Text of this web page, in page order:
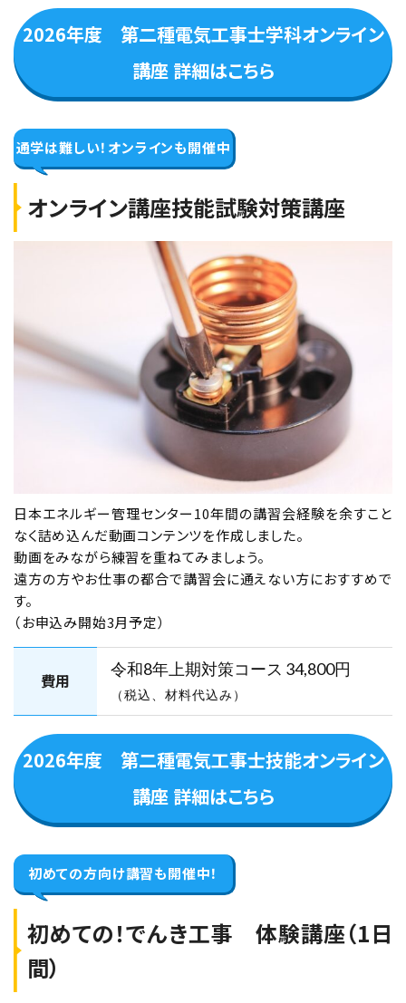
空席あり
2026年10月15日（木） 2026年10月16日（金）
試験（CBT・筆記）対策 10月15日・16日開催
空席あり
東京校
学科コース（2日間）
2026年10月17日（土） 2026年10月18日（日）
東京校【下期】第二種電気工事士学科試験
（CBT・筆記）対策 10月17日・18日開催
（YouTubeライブ配信同時開催）
空席あり
東京校 技能コース（2日間）
東京校【下期】第二種電気工事士技能試験対
策 10月31日・11月1日開催
空席あり
名古屋元気でんき校 技能コース（2日間）
2026年10月31日(土) 2026年11月1日(日)
名古屋元気でんき校【下期】第二種電気工事士
技能試験対策 10月31日・11月1日開催
空席あり
2026年度 第二種電気工事士学科オンライン
講座 詳細はこちら
通学は難しい！ オンラインも開催中
オンライン講座技能試験対策講座
日本エネルギー管理センター10年間の講習会経験を余すこと
なく詰め込んだ動画コンテンツを作成しました。
動画をみながら練習を重ねてみましょう。
遠方の方やお仕事の都合で講習会に通えない方におすすめで
す。
（お申込み開始3月予定）
費用
令和8年上期対策コース 34,800円
（税込、材料代込み）
2026年度 第二種電気工事士技能オンライン
講座 詳細はこちら
初めての方向け講習も開催中！
初めての！でんき工事 体験講座（1日
間）